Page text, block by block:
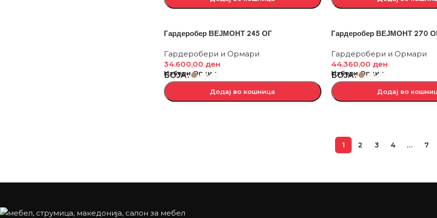
Гардеробер ВЕЈМОНТ 245 ОГ
Гардеробери и Ормари
34.600,00 ден
Избери Опции
БОЈА
Додај во кошница
Гардеробер ВЕЈМОНТ 270
Гардеробери и Ормари
44.360,00 ден
Избери Опции
БОЈА
Додај во
1 2 3 4 … 7